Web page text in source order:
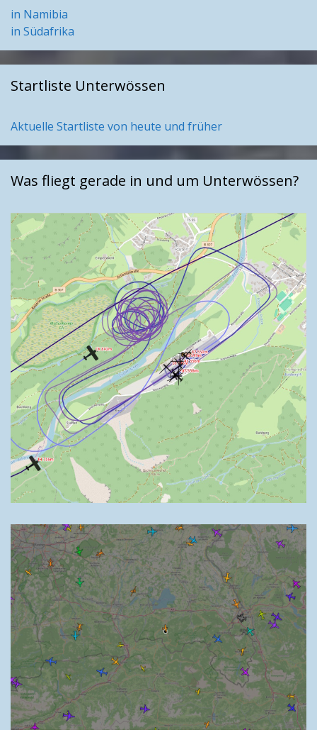
in Namibia
in Südafrika
Startliste Unterwössen
Aktuelle Startliste von heute und früher
Was fliegt gerade in und um Unterwössen?